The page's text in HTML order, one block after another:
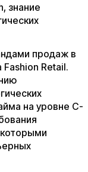
знание
продаж в
Retail.
на уровне C-